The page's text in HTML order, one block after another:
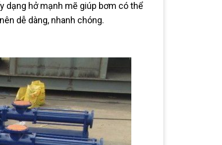
dạng hở mạnh mẽ giúp bơm có thể
dễ dàng, nhanh chóng.